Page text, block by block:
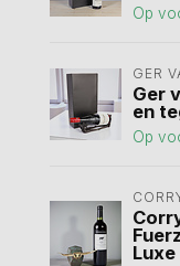
Op
GER
Ger
en
Op